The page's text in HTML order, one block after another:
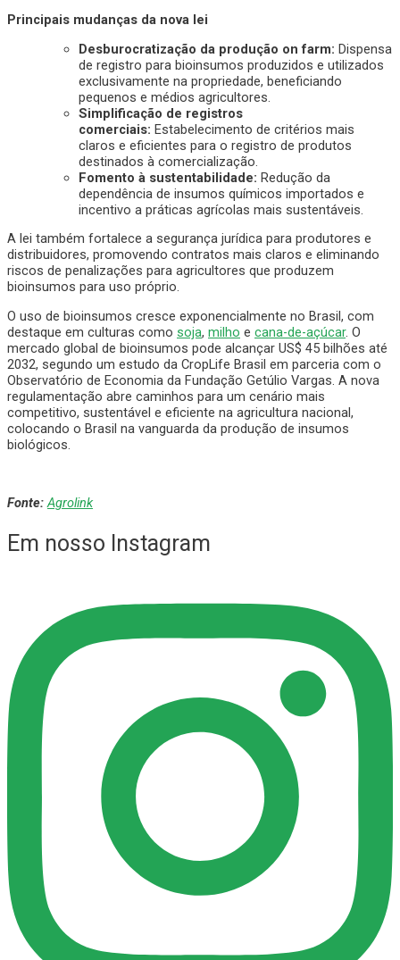
Principais mudanças da nova lei
Desburocratização da produção on farm: Dispensa
de registro para bioinsumos produzidos e utilizados
exclusivamente na propriedade, beneficiando
pequenos e médios agricultores.
Simplificação de registros
comerciais: Estabelecimento de critérios mais
claros e eficientes para o registro de produtos
destinados à comercialização.
Fomento à sustentabilidade: Redução da
dependência de insumos químicos importados e
incentivo a práticas agrícolas mais sustentáveis.
A lei também fortalece a segurança jurídica para produtores e
distribuidores, promovendo contratos mais claros e eliminando
riscos de penalizações para agricultores que produzem
bioinsumos para uso próprio.
O uso de bioinsumos cresce exponencialmente no Brasil, com
destaque em culturas como soja, milho e cana-de-açúcar. O
mercado global de bioinsumos pode alcançar US$ 45 bilhões até
2032, segundo um estudo da CropLife Brasil em parceria com o
Observatório de Economia da Fundação Getúlio Vargas. A nova
regulamentação abre caminhos para um cenário mais
competitivo, sustentável e eficiente na agricultura nacional,
colocando o Brasil na vanguarda da produção de insumos
biológicos.
Fonte:Agrolink
Em nosso Instagram